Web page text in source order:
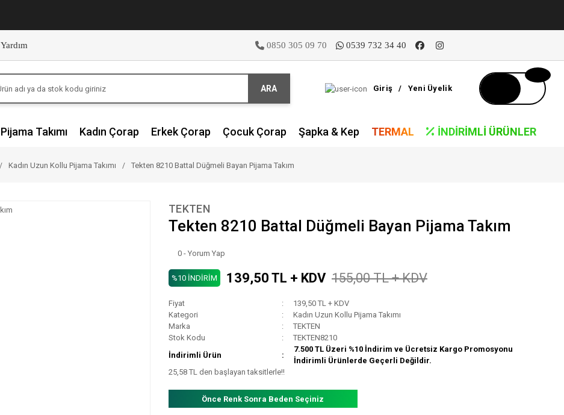
Yardım 0850 305 09 70 0539 732 34 40
ARA Giriş / Yeni Üyelik
Pijama Takımı Kadın Çorap Erkek Çorap Çocuk Çorap Şapka & Kep TERMAL İNDIRIMLI ÜRÜNLER
Kadın Uzun Kollu Pijama Takımı Tekten 8210 Battal Düğmeli Bayan Pijama Takım
TEKTEN
Tekten 8210 Battal Düğmeli Bayan Pijama Takım
0 - Yorum Yap
%10 İNDİRİM 139,50 TL + KDV 155,00 TL + KDV
Fiyat
139,50 TL + KDV
Kategori
Kadın Uzun Kollu Pijama Takımı
Marka
TEKTEN
Stok Kodu
TEKTEN8210
İndirimli Ürün
7.500 TL Üzeri %10 İndirim ve Ücretsiz Kargo Promosyonu
İndirimli Ürünlerde Geçerli Değildir.
25,58 TL den başlayan taksitlerle!!
Önce Renk Sonra Beden Seçiniz